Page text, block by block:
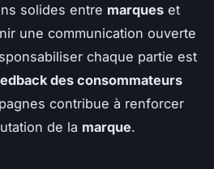
solides entre marques et
une communication ouverte
chaque partie est
des consommateurs
contribue à renforcer
de la marque.